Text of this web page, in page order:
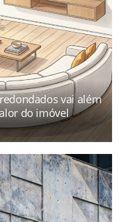
vai além
do imóvel